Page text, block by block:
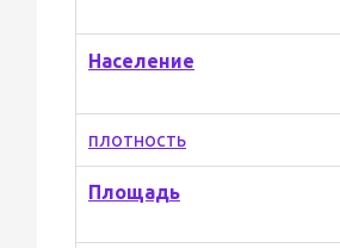
Население
плотность
Площадь